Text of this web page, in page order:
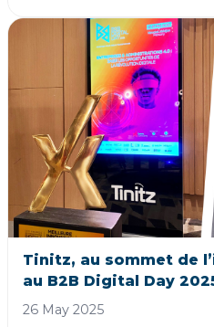
Tinitz, au sommet de
au B2B Digital Day
26 May 2025